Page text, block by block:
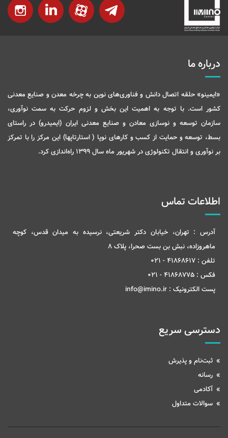
درباره ما
«ایمینو» حلقه اتصال دانش و فناوری‌های نوین به چرخه معدن و صنایع معدنی
کشور است. با توجه به اهمیت این بخش و لزوم حرکت به سمت نوآوری،
سازمان توسعه و نوسازی معادن و صنایع معدنی ایران (ایمیدرو) در راستای
بسط، توسعه و حمایت از کسب و کارهای نوپا ( استارتاپها) این مرکز را با تمرکز
بر نوآوری و انتقال تکنولوژی در شهریور ماه سال 1399 راه‌اندازی کرد.
اطلاعات تماس
آدرس : تهران، خیابان دکتر شریعتی، نرسیده به میدان قدس، کوچه
ماهروزاده، نبش بن بست صحرا، پلاک 8
تلفن : 41868617 - 021
فکس : 41868775 - 021
پست الکترونیک : info@imino.ir
دسترسی سریع
ثبت‌نام و پذیرش
رسانه
آکادمی
سوالات متداول